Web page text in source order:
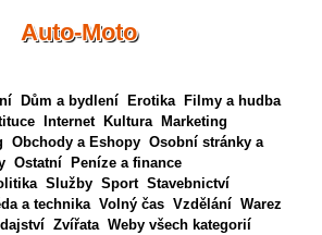
Auto-Moto
Dům a bydlení Erotika
Filmy a hudba
Internet Kultura
Marketing
Obchody a Eshopy Osobní stránky a
Ostatní
Peníze a finance
Služby Sport Stavebnictví
a technika Volný čas Vzdělání Warez
Zvířata Weby všech kategorií